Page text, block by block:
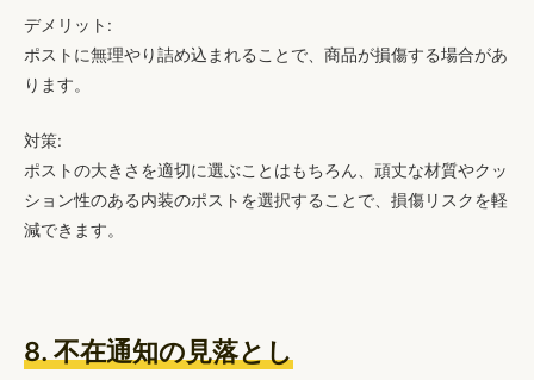
デメリット:
ポストに無理やり詰め込まれることで、商品が損傷する場合があ
ります。
対策:
ポストの大きさを適切に選ぶことはもちろん、頑丈な材質やクッ
ション性のある内装のポストを選択することで、損傷リスクを軽
減できます。
8. 不在通知の見落とし